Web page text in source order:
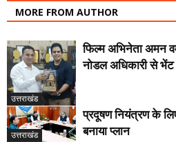
MORE FROM AUTHOR
उत्तराखंड
फिल्म अभिनेता अमन
नोडल अधिकारी से भेंट
उत्तराखंड
प्रदूषण नियंत्रण के
बनाया प्लान